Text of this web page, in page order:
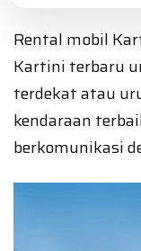
Rental mobil
Kartini terbaru
terdekat atau
kendaraan
berkomunikasi